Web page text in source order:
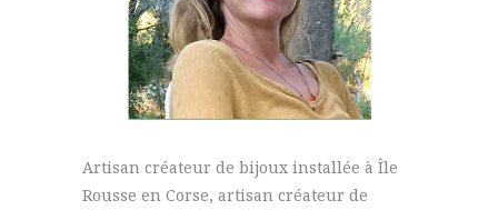
Artisan créateur de bijoux installée à Île
Rousse en Corse, artisan créateur de